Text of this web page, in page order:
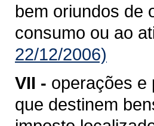
bem oriundos de
consumo ou ao
22/12/2006)
VII - operações e
que destinem